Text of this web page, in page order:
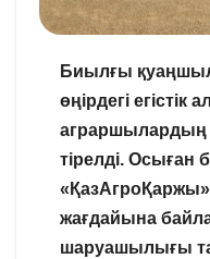
Биылғы
өңірдегі егістік
аграршылардың
тірелді. Осыған
жағдайына
шаруашылығы